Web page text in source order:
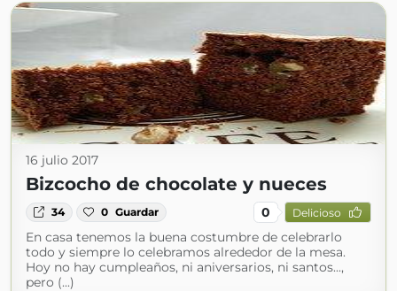
16 julio 2017
Bizcocho de chocolate y nueces
34 0 Guardar 0 Delicioso
En casa tenemos la buena costumbre de celebrarlo
todo y siempre lo celebramos alrededor de la mesa.
Hoy no hay cumpleaños, ni aniversarios, ni santos...,
pero (...)